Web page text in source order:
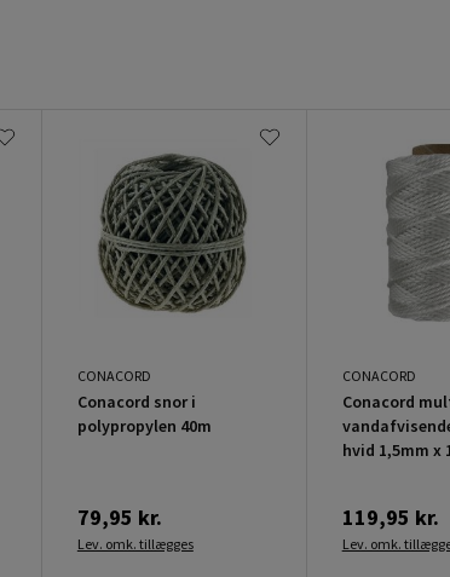
CONACORD
Conacord snor i
polypropylen 40m
79,95 kr.
Lev. omk. tillægges
CONACORD
Conacord
hvid 1,5mm x
119,95 kr.
Lev. omk.